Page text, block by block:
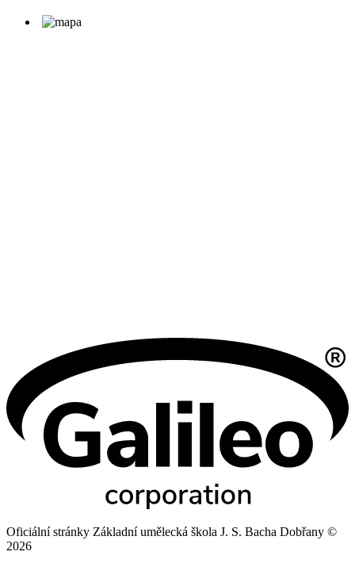
Oficiální stránky Základní umělecká škola J. S. Bacha Dobřany ©
2026